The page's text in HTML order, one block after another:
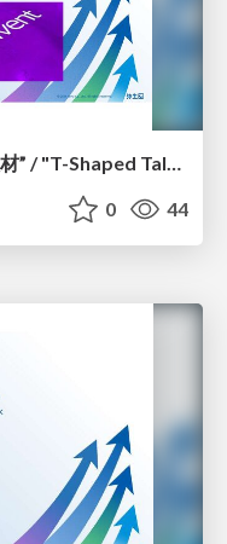
Werner Vogelsが語った”T型人材” / "T-Shaped Talent" as Discussed by Werner Vogels
0 44